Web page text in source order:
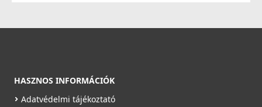
HASZNOS INFORMÁCIÓK
Adatvédelmi tájékoztató